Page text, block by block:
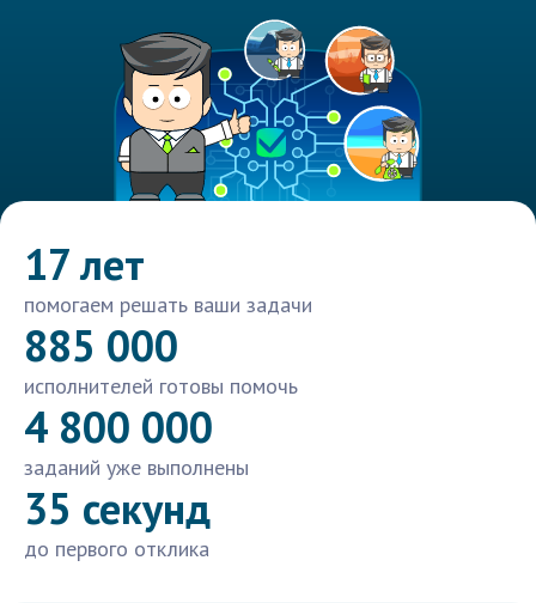
17 лет
помогаем решать ваши задачи
885 000
исполнителей готовы помочь
4 800 000
заданий уже выполнены
35 секунд
до первого отклика